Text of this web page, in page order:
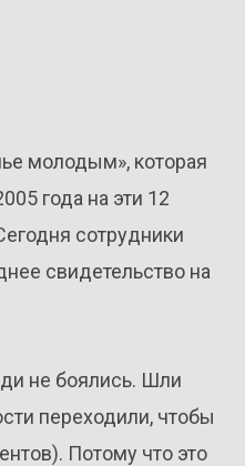
молодым», которая
года на эти 12
сотрудники
свидетельство на
не боялись. Шли
переходили, чтобы
Потому что это